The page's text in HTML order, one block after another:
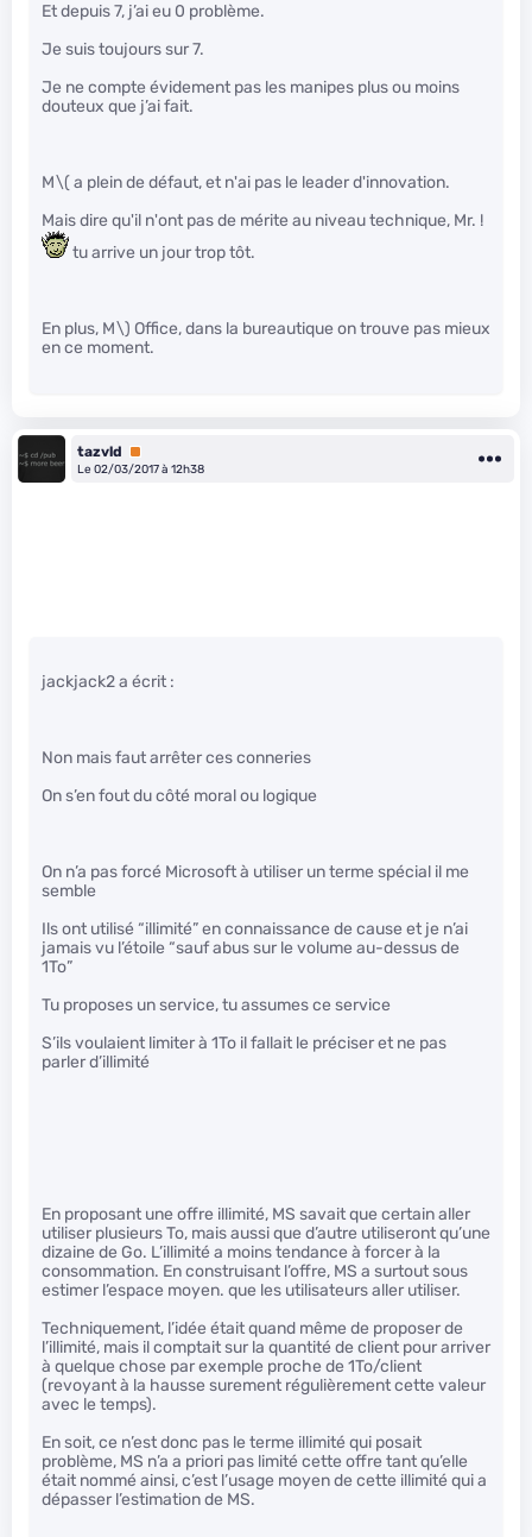
Et depuis 7, j’ai eu 0 problème.
Je suis toujours sur 7.
Je ne compte évidement pas les manipes plus ou moins
douteux que j’ai fait.
M\( a plein de défaut, et n'ai pas le leader d'innovation.
Mais dire qu'il n'ont pas de mérite au niveau technique, Mr. !
tu arrive un jour trop tôt.
En plus, M\) Office, dans la bureautique on trouve pas mieux
en ce moment.
tazvld
Premium
Le 02/03/2017 à 12h38
jackjack2 a écrit :
Non mais faut arrêter ces conneries
On s’en fout du côté moral ou logique
On n’a pas forcé Microsoft à utiliser un terme spécial il me
semble
Ils ont utilisé “illimité” en connaissance de cause et je n’ai
jamais vu l’étoile “sauf abus sur le volume au-dessus de
1To”
Tu proposes un service, tu assumes ce service
S’ils voulaient limiter à 1To il fallait le préciser et ne pas
parler d’illimité
En proposant une offre illimité, MS savait que certain aller
utiliser plusieurs To, mais aussi que d’autre utiliseront qu’une
dizaine de Go. L’illimité a moins tendance à forcer à la
consommation. En construisant l’offre, MS a surtout sous
estimer l’espace moyen. que les utilisateurs aller utiliser.
Techniquement, l’idée était quand même de proposer de
l’illimité, mais il comptait sur la quantité de client pour arriver
à quelque chose par exemple proche de 1To/client
(revoyant à la hausse surement régulièrement cette valeur
avec le temps).
En soit, ce n’est donc pas le terme illimité qui posait
problème, MS n’a a priori pas limité cette offre tant qu’elle
était nommé ainsi, c’est l’usage moyen de cette illimité qui a
dépasser l’estimation de MS.